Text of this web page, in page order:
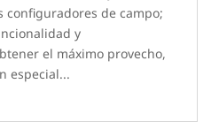
configuradores de campo;
y
el máximo provecho,
especial...